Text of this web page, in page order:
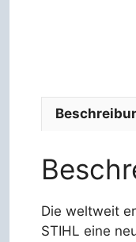
Die weltweit
STIHL eine